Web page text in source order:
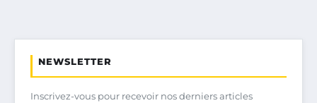
NEWSLETTER
Inscrivez-vous pour recevoir nos derniers articles